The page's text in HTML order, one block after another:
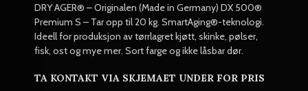
DRY AGER® – Originalen (Made in Germany) DX 500®
Premium S – Tar opp til 20 kg. SmartAging®-teknologi.
Ideell for produksjon av tørrlagret kjøtt, skinke, pølser,
fisk, ost og mye mer. Sort farge og ikke låsbar dør.
TA KONTAKT VIA SKJEMAET UNDER FOR PRIS